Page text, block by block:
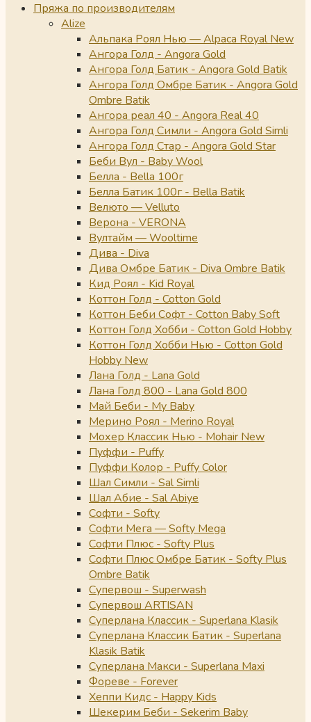
Пряжа по производителям
Alize
Альпака Роял Нью — Alpaca Royal New
Ангора Голд - Angora Gold
Ангора Голд Батик - Angora Gold Batik
Ангора Голд Омбре Батик - Angora Gold
Ombre Batik
Ангора реал 40 - Angora Real 40
Ангора Голд Симли - Angora Gold Simli
Ангора Голд Стар - Angora Gold Star
Беби Вул - Baby Wool
Белла - Bella 100г
Белла Батик 100г - Bella Batik
Велюто — Velluto
Верона - VERONA
Вултайм — Wooltime
Дива - Diva
Дива Омбре Батик - Diva Ombre Batik
Кид Роял - Kid Royal
Коттон Голд - Cotton Gold
Коттон Беби Софт - Cotton Baby Soft
Коттон Голд Хобби - Cotton Gold Hobby
Коттон Голд Хобби Нью - Cotton Gold
Hobby New
Лана Голд - Lana Gold
Лана Голд 800 - Lana Gold 800
Май Беби - My Baby
Мерино Роял - Merino Royal
Мохер Классик Нью - Mohair New
Пуффи - Puffy
Пуффи Колор - Puffy Color
Шал Симли - Sal Simli
Шал Абие - Sal Abiye
Софти - Softy
Софти Мега — Softy Mega
Софти Плюс - Softy Plus
Софти Плюс Омбре Батик - Softy Plus
Ombre Batik
Супервош - Superwash
Супервош ARTISAN
Суперлана Классик - Superlana Klasik
Суперлана Классик Батик - Superlana
Klasik Batik
Суперлана Макси - Superlana Maxi
Фореве - Forever
Хеппи Кидс - Happy Kids
Шекерим Беби - Sekerim Baby